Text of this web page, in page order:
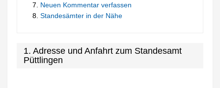
Neuen Kommentar verfassen
Standesämter in der Nähe
1. Adresse und Anfahrt zum Standesamt
Püttlingen